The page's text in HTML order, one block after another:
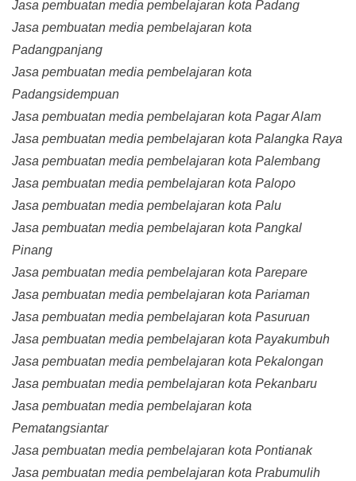
Jasa pembuatan media pembelajaran kota Padang
Jasa pembuatan media pembelajaran kota
Padangpanjang
Jasa pembuatan media pembelajaran kota
Padangsidempuan
Jasa pembuatan media pembelajaran kota Pagar Alam
Jasa pembuatan media pembelajaran kota Palangka Raya
Jasa pembuatan media pembelajaran kota Palembang
Jasa pembuatan media pembelajaran kota Palopo
Jasa pembuatan media pembelajaran kota Palu
Jasa pembuatan media pembelajaran kota Pangkal
Pinang
Jasa pembuatan media pembelajaran kota Parepare
Jasa pembuatan media pembelajaran kota Pariaman
Jasa pembuatan media pembelajaran kota Pasuruan
Jasa pembuatan media pembelajaran kota Payakumbuh
Jasa pembuatan media pembelajaran kota Pekalongan
Jasa pembuatan media pembelajaran kota Pekanbaru
Jasa pembuatan media pembelajaran kota
Pematangsiantar
Jasa pembuatan media pembelajaran kota Pontianak
Jasa pembuatan media pembelajaran kota Prabumulih